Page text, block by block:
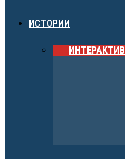
ИСТОРИИ
ИНТЕРАКТИВ